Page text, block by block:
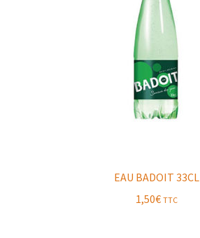
EAU BADOIT 33CL
1,50€ TTC